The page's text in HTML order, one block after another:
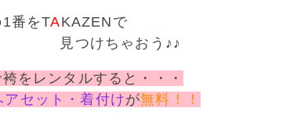
番をTAKAZENで
ちゃおう♪♪
をレンタルすると・・・
アセット・着付けが無料！！